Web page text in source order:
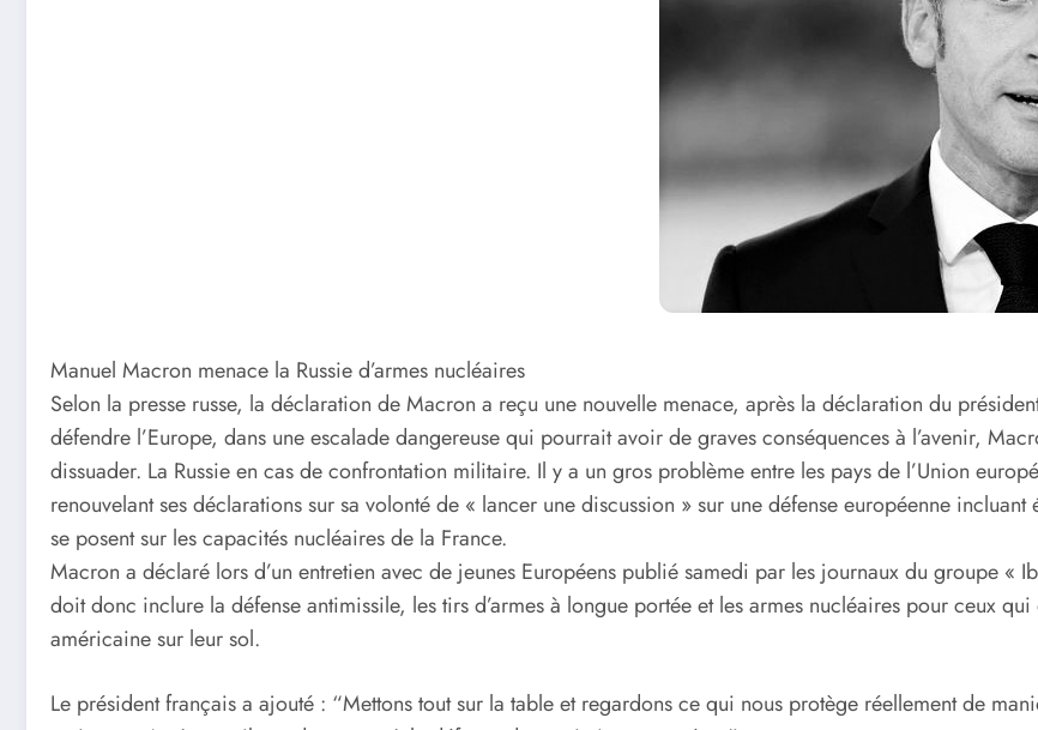
Manuel Macron menace la Russie d’armes nucléaires
Selon la presse russe, la déclaration de Macron a reçu une nouvelle menace, après la déclaration du
défendre l’Europe, dans une escalade dangereuse qui pourrait avoir de graves conséquences à l’avenir,
dissuader. La Russie en cas de confrontation militaire. Il y a un gros problème entre les pays de l’Union
renouvelant ses déclarations sur sa volonté de « lancer une discussion » sur une défense européenne
se posent sur les capacités nucléaires de la France.
Macron a déclaré lors d’un entretien avec de jeunes Européens publié samedi par les journaux du groupe «
doit donc inclure la défense antimissile, les tirs d’armes à longue portée et les armes nucléaires pour ceux
américaine sur leur sol.
Le président français a ajouté : “Mettons tout sur la table et regardons ce qui nous protège réellement de